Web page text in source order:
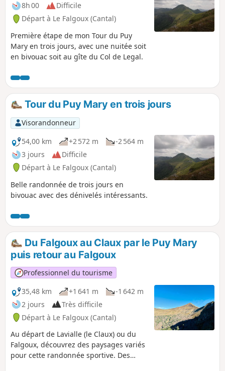
8h 00
Difficile
Départ à Le Falgoux (Cantal)
Première étape de mon Tour du Puy
Mary en trois jours, avec une nuitée soit
en bivouac soit au gîte du Col de Legal.
Tour du Puy Mary en trois jours
Visorandonneur
54,00 km
+2 572 m
-2 564 m
3 jours
Difficile
Départ à Le Falgoux (Cantal)
Belle randonnée de trois jours en
bivouac avec des dénivelés intéressants.
Du Falgoux au Claux par le Puy Mary
puis retour au Falgoux
Professionnel du tourisme
35,48 km
+1 641 m
-1 642 m
2 jours
Très difficile
Départ à Le Falgoux (Cantal)
Au départ de Lavialle (le Claux) ou du
Falgoux, découvrez des paysages variés
pour cette randonnée sportive. Des